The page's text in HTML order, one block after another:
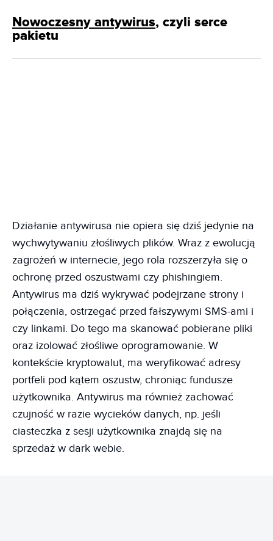
Nowoczesny antywirus, czyli serce
pakietu
Działanie antywirusa nie opiera się dziś jedynie na
wychwytywaniu złośliwych plików. Wraz z ewolucją
zagrożeń w internecie, jego rola rozszerzyła się o
ochronę przed oszustwami czy phishingiem.
Antywirus ma dziś wykrywać podejrzane strony i
połączenia, ostrzegać przed fałszywymi SMS-ami i
czy linkami. Do tego ma skanować pobierane pliki
oraz izolować złośliwe oprogramowanie. W
kontekście kryptowalut, ma weryfikować adresy
portfeli pod kątem oszustw, chroniąc fundusze
użytkownika. Antywirus ma również zachować
czujność w razie wycieków danych, np. jeśli
ciasteczka z sesji użytkownika znajdą się na
sprzedaż w dark webie.